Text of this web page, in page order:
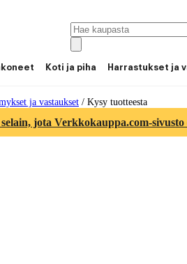
Koti ja piha Harrastukset ja
ja vastaukset / Kysy tuotteesta
jota Verkkokauppa.com-